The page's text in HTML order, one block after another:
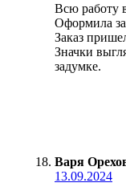
Всю работу
Оформила
Заказ
Значки
задумке.
Варя
13.09.2024